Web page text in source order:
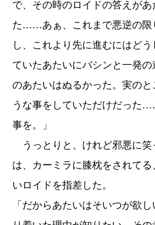
で、その時のロイドの答えがあ
た……あぁ、これまで悪逆の限
し、これより先に進むにはど
ていたあたいにバシンと一発
のあたいはぬるかった。実のと
うな事をしていただけだった
事を。」
うっとりと、けれど邪悪に笑
は、カーミラに膝枕をされて
いロイドを指差した。
「だからあたいはそいつが欲